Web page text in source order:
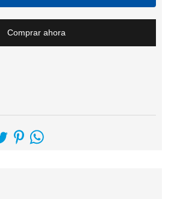
Comprar ahora